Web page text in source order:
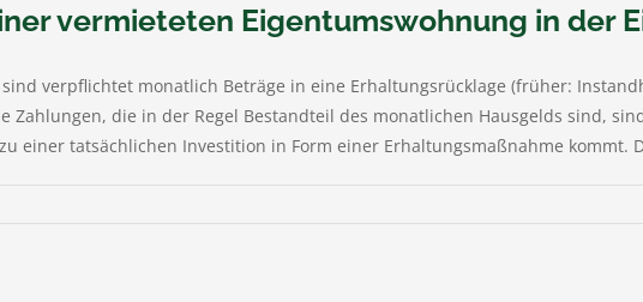
vermieteten Eigentumswohnung in der
verpflichtet monatlich Beträge in eine Erhaltungsrücklage (früher:
Zahlungen, die in der Regel Bestandteil des monatlichen Hausgelds sind,
einer tatsächlichen Investition in Form einer Erhaltungsmaßnahme kommt.